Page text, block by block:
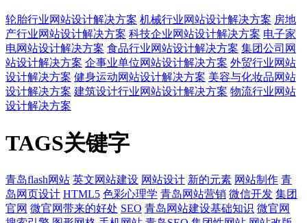
轮胎行业网站设计解决方案 机械行业网站设计解决方案 房地
产行业网站设计解决方案 科技企业网站设计解决方案 电子家
电网站设计解决方案 食品行业网站设计解决方案 集团公司网
站设计解决方案 企事业单位网站设计解决方案 外贸行业网站
设计解决方案 健身运动网站设计解决方案 美容与化妆品网站
设计解决方案 建筑设计行业网站设计解决方案 物流行业网站
设计解决方案
TAGS关键字
青岛flash网站 英文网站建设 网站设计 新的元素 网站制作 青
岛网页设计 HTML5 色彩心理学 青岛网站营销 微信开发 集团
官网 微官网带来的好处 SEO 青岛网站建设基础知识 微官网